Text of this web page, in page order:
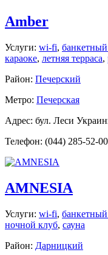
Amber
Услуги: wi-fi, банкетный
караоке, летняя терраса,
Район: Печерский
Метро: Печерская
Адрес: бул. Леси
Телефон: (044) 285-52-00
AMNESIA
Услуги: wi-fi, банкетный
ночной клуб, сауна
Район: Дарницкий